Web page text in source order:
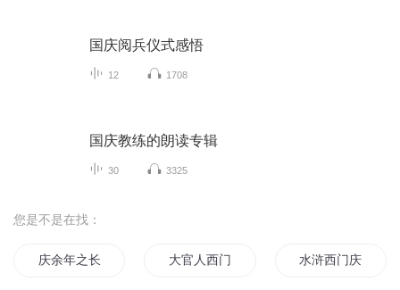
国庆阅兵仪式感悟
12 1708
国庆教练的朗读专辑
30 3325
您是不是在找：
庆余年之长歌行 大官人西门庆 水浒西门庆